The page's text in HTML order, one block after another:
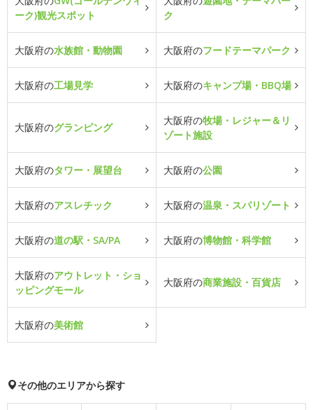
ーク)観光スポット
ク
大阪府の水族館・動物園 大阪府のフードテーマパーク
大阪府の工場見学 大阪府のキャンプ場・BBQ場
大阪府のグランピング
大阪府の牧場・レジャー＆リ
ゾート施設
大阪府のタワー・展望台 大阪府の公園
大阪府のアスレチック 大阪府の温泉・スパリゾート
大阪府の道の駅・SA/PA 大阪府の博物館・科学館
大阪府のアウトレット・ショ
ッピングモール
大阪府の商業施設・百貨店
大阪府の美術館
その他のエリアから探す